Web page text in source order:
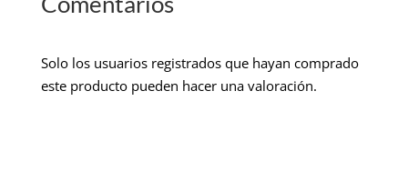
Solo los usuarios registrados que hayan comprado
este producto pueden hacer una valoración.